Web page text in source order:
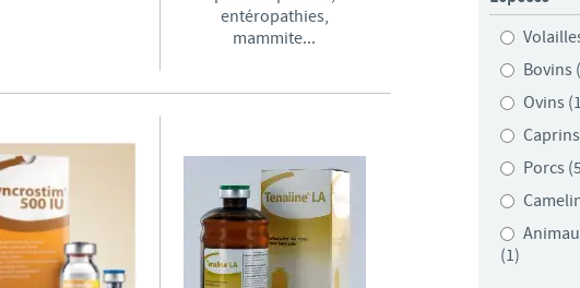
Les contraintes réglementaires et les pratiques médicales varient d'un pays à un
conséquence, les informations disponibles du site sur lequel vous entrez pourraient ne pas
Bovins
Ovins
Porcs
(1)
entéropathies,
mammite...